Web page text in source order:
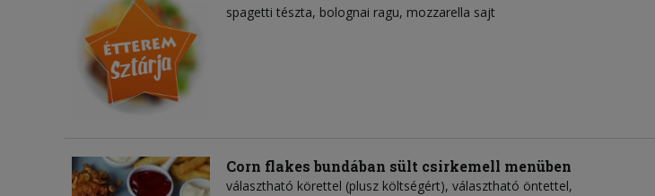
spagetti tészta bolognai ragu mozzarella sajt
Corn flakes bundában sült csirkemell menüben
választható körettel (plusz költségért), választható öntettel,